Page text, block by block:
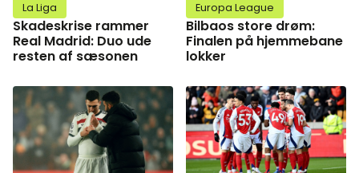
La Liga
Skadeskrise rammer
Real Madrid: Duo ude
resten af sæsonen
Europa League
Bilbaos store drøm:
Finalen på hjemmebane
lokker